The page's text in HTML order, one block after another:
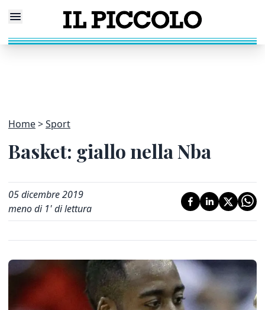
Home Sport
Basket: giallo nella Nba
05 dicembre 2019
meno di 1' di lettura